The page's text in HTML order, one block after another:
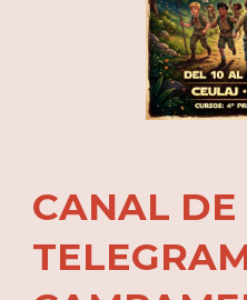
CANAL DE